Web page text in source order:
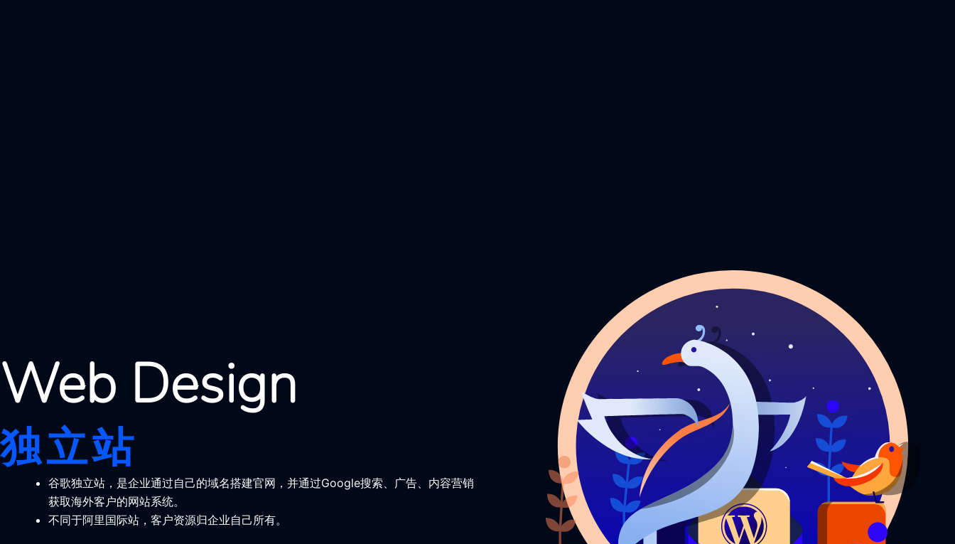
Web Design
独立站
谷歌独立站，是企业通过自己的域名搭建官网，并通过Google搜索、广告、内容营销
获取海外客户的网站系统。
不同于阿里国际站，客户资源归企业自己所有。